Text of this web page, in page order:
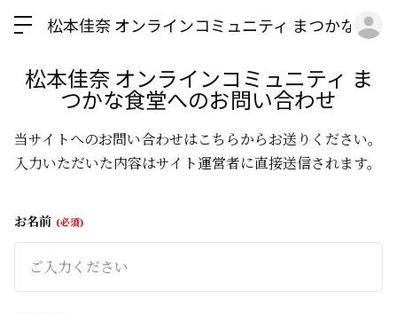
松本佳奈 オンラインコミュニティ まつかな食堂
松本佳奈 オンラインコミュニティ ま
つかな食堂へのお問い合わせ
当サイトへのお問い合わせはこちらからお送りください。
入力いただいた内容はサイト運営者に直接送信されます。
お名前 必須